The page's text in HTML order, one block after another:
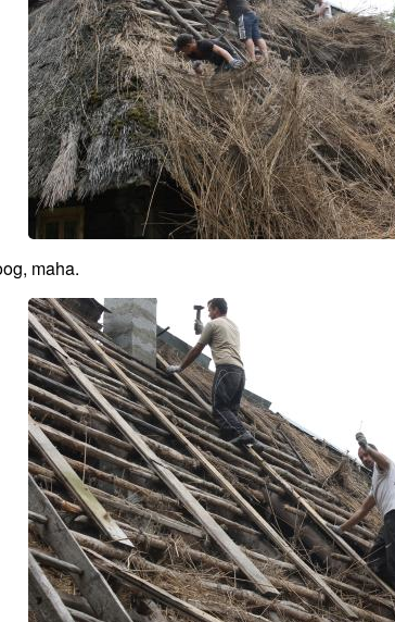
maha.